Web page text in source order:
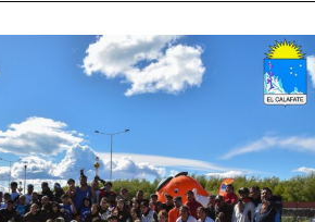
LA
FIESTA
LAGO